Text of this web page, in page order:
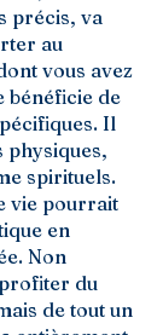
précis, va
au
vous avez
bénéficie de
Il
physiques,
spirituels.
vie pourrait
en
Non
du
de tout un